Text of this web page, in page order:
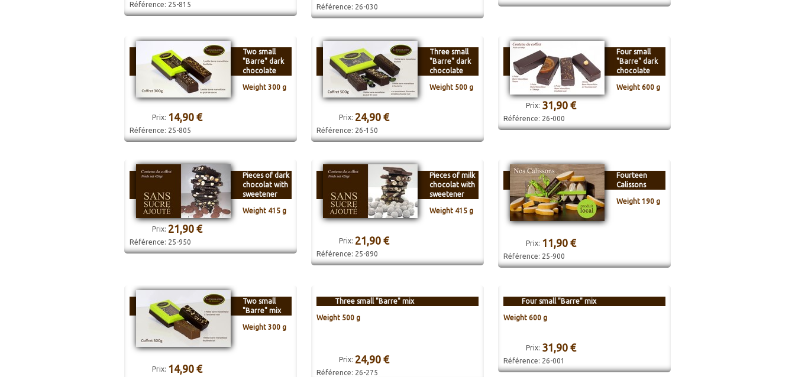
Référence: 25-815 Référence: 26-030
Two small
"Barre" dark
chocolate
Weight 300 g
Prix: 14,90 €
Référence: 25-805
Three small
"Barre" dark
chocolate
Weight 500 g
Prix: 24,90 €
Référence: 26-150
Four small
"Barre" dark
chocolate
Weight 600 g
Prix: 31,90 €
Référence: 26-000
Pieces of dark
chocolat with
sweetener
Weight 415 g
Prix: 21,90 €
Référence: 25-950
Pieces of milk
chocolat with
sweetener
Weight 415 g
Prix: 21,90 €
Référence: 25-890
Fourteen
Calissons
Weight 190 g
Prix: 11,90 €
Référence: 25-900
Two small
"Barre" mix
Weight 300 g
Prix: 14,90 €
Three small "Barre" mix
Weight 500 g
Prix: 24,90 €
Référence: 26-275
Four small "Barre" mix
Weight 600 g
Prix: 31,90 €
Référence: 26-001